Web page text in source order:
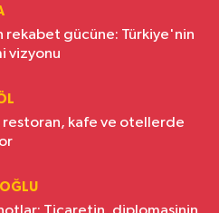
rekabet gücüne: Türkiye'nin
vizyonu
restoran, kafe ve otellerde